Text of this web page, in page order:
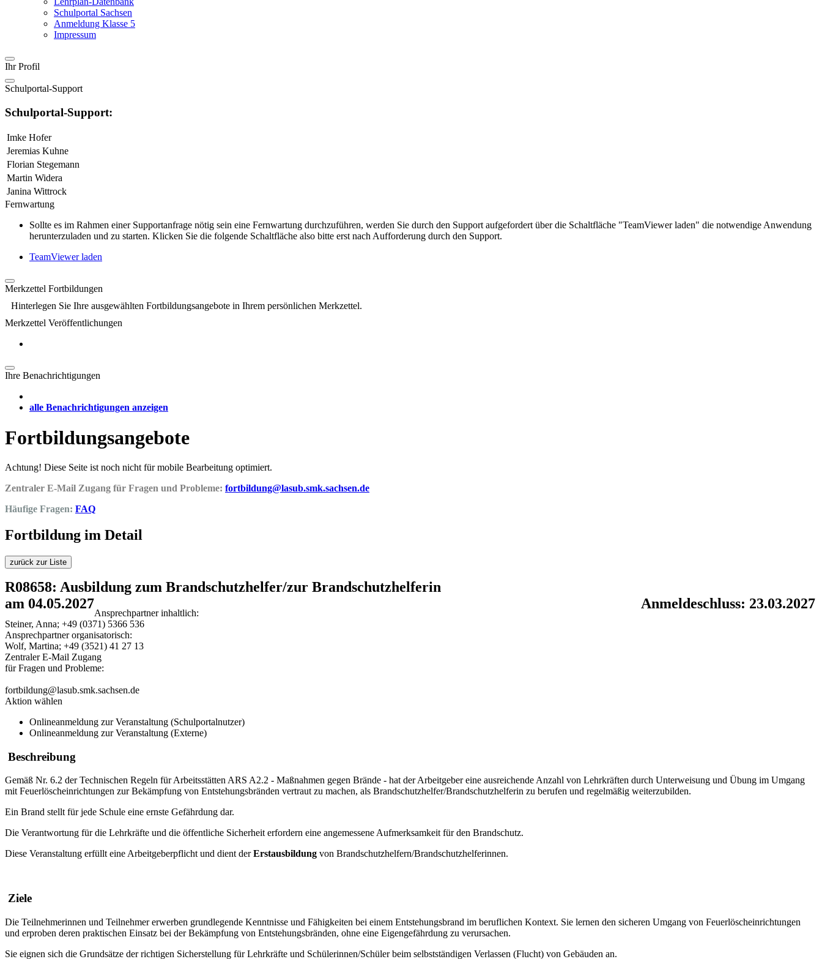
Schulportal Sachsen
Anmeldung Klasse 5
Impressum
Ihr Profil
Schulportal-Support
Schulportal-Support:
Imke Hofer
Jeremias Kuhne
Florian Stegemann
Martin Widera
Janina Wittrock
Fernwartung
Sollte es im Rahmen einer Supportanfrage nötig sein eine Fernwartung durchzuführen, werden Sie durch den Support aufgefordert über die Schaltfläche "TeamViewer laden" die notwendige Anwendung
herunterzuladen und zu starten. Klicken Sie die folgende Schaltfläche also bitte erst nach Aufforderung durch den Support.
TeamViewer laden
Merkzettel Fortbildungen
Hinterlegen Sie Ihre ausgewählten Fortbildungsangebote in Ihrem persönlichen Merkzettel.
Merkzettel Veröffentlichungen
Ihre Benachrichtigungen
alle Benachrichtigungen anzeigen
Fortbildungsangebote
Achtung! Diese Seite ist noch nicht für mobile Bearbeitung optimiert.
Zentraler E-Mail Zugang für Fragen und Probleme: fortbildung@lasub.smk.sachsen.de
Häufige Fragen: FAQ
Fortbildung im Detail
zurück zur Liste
R08658: Ausbildung zum Brandschutzhelfer/zur Brandschutzhelferin
am 04.05.2027
Anmeldeschluss: 23.03.2027
Ansprechpartner inhaltlich:
Steiner, Anna; +49 (0371) 5366 536
Ansprechpartner organisatorisch:
Wolf, Martina; +49 (3521) 41 27 13
Zentraler E-Mail Zugang
für Fragen und Probleme:
fortbildung@lasub.smk.sachsen.de
Aktion wählen
Onlineanmeldung zur Veranstaltung (Schulportalnutzer)
Onlineanmeldung zur Veranstaltung (Externe)
Beschreibung
Gemäß Nr. 6.2 der Technischen Regeln für Arbeitsstätten ARS A2.2 - Maßnahmen gegen Brände - hat der Arbeitgeber eine ausreichende Anzahl von Lehrkräften durch Unterweisung und Übung im Umgang
mit Feuerlöscheinrichtungen zur Bekämpfung von Entstehungsbränden vertraut zu machen, als Brandschutzhelfer/Brandschutzhelferin zu berufen und regelmäßig weiterzubilden.
Ein Brand stellt für jede Schule eine ernste Gefährdung dar.
Die Verantwortung für die Lehrkräfte und die öffentliche Sicherheit erfordern eine angemessene Aufmerksamkeit für den Brandschutz.
Diese Veranstaltung erfüllt eine Arbeitgeberpflicht und dient derErstausbildung von Brandschutzhelfern/Brandschutzhelferinnen.
Ziele
Die Teilnehmerinnen und Teilnehmer erwerben grundlegende Kenntnisse und Fähigkeiten bei einem Entstehungsbrand im beruflichen Kontext. Sie lernen den sicheren Umgang von Feuerlöscheinrichtungen
und erproben deren praktischen Einsatz bei der Bekämpfung von Entstehungsbränden, ohne eine Eigengefährdung zu verursachen.
Sie eignen sich die Grundsätze der richtigen Sicherstellung für Lehrkräfte und Schülerinnen/Schüler beim selbstständigen Verlassen (Flucht) von Gebäuden an.